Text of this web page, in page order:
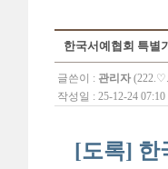
한국서예협회 특별
글쓴이 : 관리자
작성일 : 25-12-24 07:10
[도록] 한